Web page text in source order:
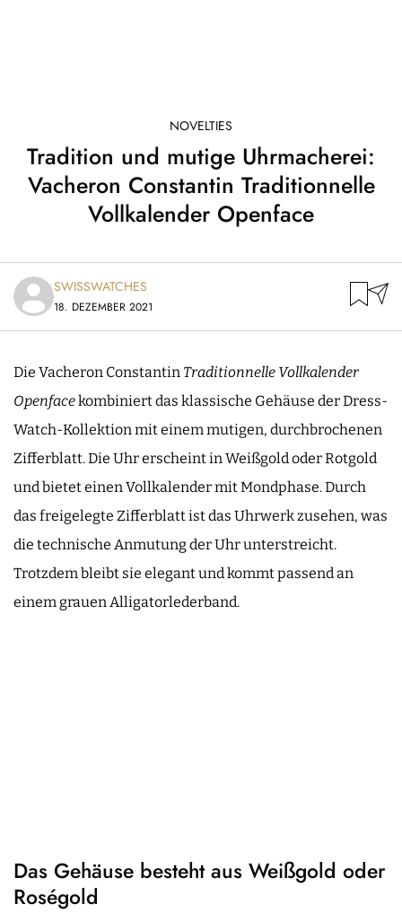
NOVELTIES
Tradition und mutige Uhrmacherei:
Vacheron Constantin Traditionnelle
Vollkalender Openface
SWISSWATCHES
18. DEZEMBER 2021
Die Vacheron Constantin Traditionnelle Vollkalender
Openfacekombiniert das klassische Gehäuse der Dress-
Watch-Kollektion mit einem mutigen, durchbrochenen
Zifferblatt. Die Uhr erscheint in Weißgold oder Rotgold
und bietet einen Vollkalender mit Mondphase. Durch
das freigelegte Zifferblatt ist das Uhrwerk zusehen, was
die technische Anmutung der Uhr unterstreicht.
Trotzdem bleibt sie elegant und kommt passend an
einem grauen Alligatorlederband.
Das Gehäuse besteht aus Weißgold oder
Roségold